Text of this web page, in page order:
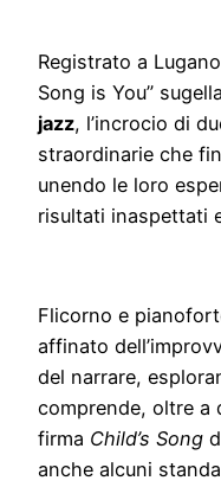
Registrato a
Song is You”
jazz, l’incrocio di
straordinarie che
unendo le loro
risultati inaspettati
Flicorno e
affinato
del narrare,
comprende, oltre a
firma Child’s Song
anche alcuni